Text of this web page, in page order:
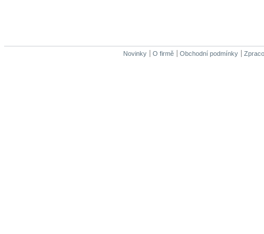
Novinky O firmě Obchodní podmínky